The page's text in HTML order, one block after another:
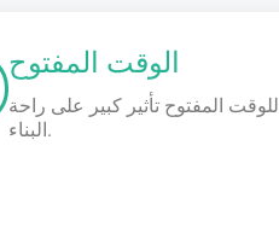
الوقت المفتوح
للوقت المفتوح تأثير كبير على راحة
البناء.